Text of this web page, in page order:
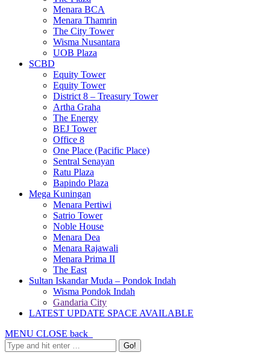
Menara BCA
Menara Thamrin
The City Tower
Wisma Nusantara
UOB Plaza
SCBD
Equity Tower
Equity Tower
District 8 – Treasury Tower
Artha Graha
The Energy
BEJ Tower
Office 8
One Place (Pacific Place)
Sentral Senayan
Ratu Plaza
Bapindo Plaza
Mega Kuningan
Menara Pertiwi
Satrio Tower
Noble House
Menara Dea
Menara Rajawali
Menara Prima II
The East
Sultan Iskandar Muda – Pondok Indah
Wisma Pondok Indah
Gandaria City
LATEST UPDATE SPACE AVAILABLE
MENU CLOSE back